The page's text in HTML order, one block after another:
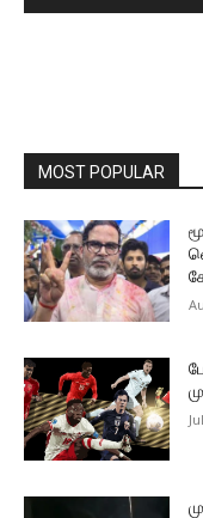
MOST POPULAR